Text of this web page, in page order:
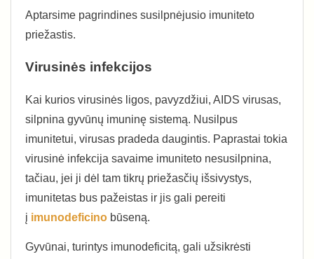
Aptarsime pagrindines susilpnėjusio imuniteto
priežastis.
Virusinės infekcijos
Kai kurios virusinės ligos, pavyzdžiui, AIDS virusas,
silpnina gyvūnų imuninę sistemą. Nusilpus
imunitetui, virusas pradeda daugintis. Paprastai tokia
virusinė infekcija savaime imuniteto nesusilpnina,
tačiau, jei ji dėl tam tikrų priežasčių išsivystys,
imunitetas bus pažeistas ir jis gali pereiti
į imunodeficino būseną.
Gyvūnai, turintys imunodeficitą, gali užsikrėsti